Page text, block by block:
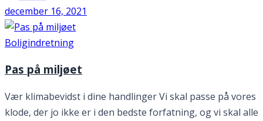
december 16, 2021
Boligindretning
Pas på miljøet
Vær klimabevidst i dine handlinger Vi skal passe på vores
klode, der jo ikke er i den bedste forfatning, og vi skal alle